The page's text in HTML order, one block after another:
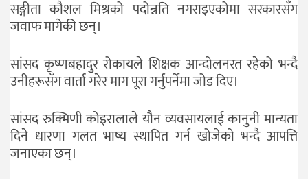
सङ्गीता कौशल मिश्रको पदोन्नति नगराइएकोमा सरकारसँग
जवाफ मागेकी छन्।
सांसद कृष्णबहादुर रोकायले शिक्षक आन्दोलनरत रहेको भन्दै
उनीहरूसँग वार्ता गरेर माग पूरा गर्नुपर्नेमा जोड दिए।
सांसद रुक्मिणी कोइरालाले यौन व्यवसायलाई कानुनी मान्यता
दिने धारणा गलत भाष्य स्थापित गर्न खोजेको भन्दै आपत्ति
जनाएका छन्।